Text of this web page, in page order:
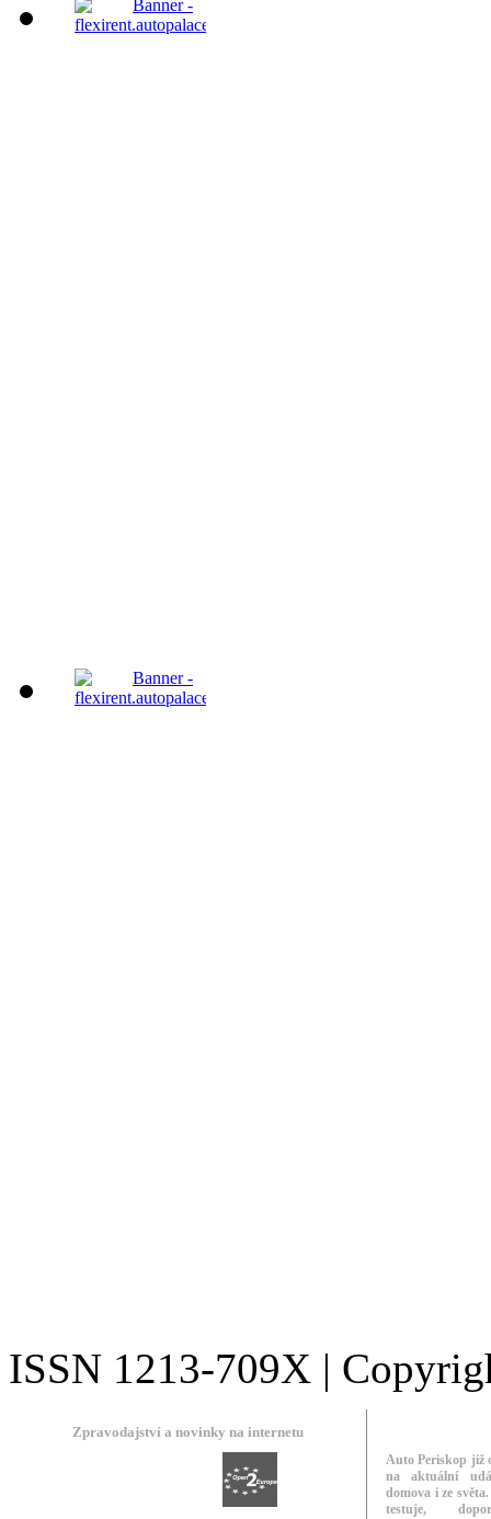
ISSN 1213-709X |
Zpravodajství a novinky na internetu
Auto Periskop již
na aktuální
domova i ze
testuje,